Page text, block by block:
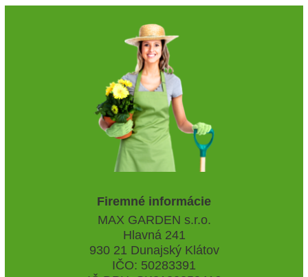
Firemné informácie
MAX GARDEN s.r.o.
Hlavná 241
930 21 Dunajský Klátov
IČO: 50283391